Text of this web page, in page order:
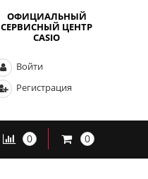
ОФИЦИАЛЬНЫЙ
СЕРВИСНЫЙ ЦЕНТР
CASIO
Войти
Регистрация
0 0